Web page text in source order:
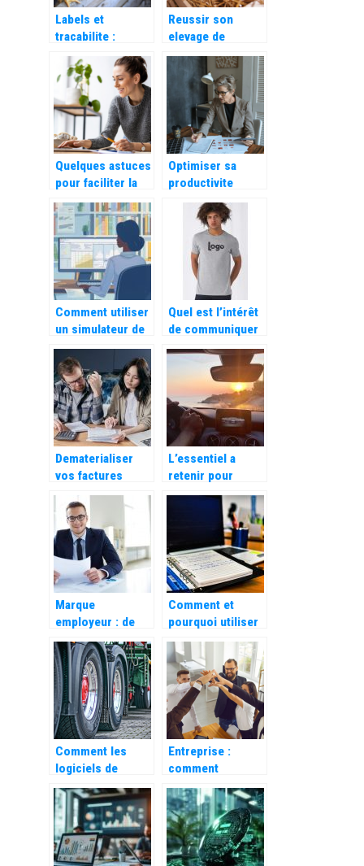
Labels et
tracabilite :
comment bien
choisir sa volaille
?
Reussir son
elevage de
poulets de chair :
les bases
Quelques astuces
pour faciliter la
gestion de votre
nouvelle activite
d’auto
entrepreneurs
Optimiser sa
productivite
grace a un
module de
gestion des
entretiens
Comment utiliser
un simulateur de
salaire gratuit
pour préparer un
entretien
d’embauche
Quel est l’intérêt
de communiquer
par le biais d’un t-
shirt publicitaire
?
Dematerialiser
vos factures
grace au facturier
Excel automatique
L’essentiel a
retenir pour
souscrire une
assurance auto
Marque
employeur : de
quoi s’agit-il,
pourquoi et
comment la
developper ?
Comment et
pourquoi utiliser
un logiciel de
gestion de
conges ?
Comment les
logiciels de
transport et de
logistique
peuvent
rationaliser votre
activite ?
Entreprise :
comment
remotiver vos
collaborateurs ?